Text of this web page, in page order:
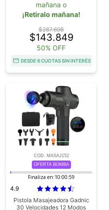
mañana o
¡Retiralo mañana!
$287.698
$143.849
50% OFF
DESDE 6 CUOTAS SIN INTERÉS
COD. MASAJ152
OFERTA BOMBA
Finaliza en:10:00:58
4.9
Pistola Masajeadora Gadnic
30 Velocidades 12 Modos